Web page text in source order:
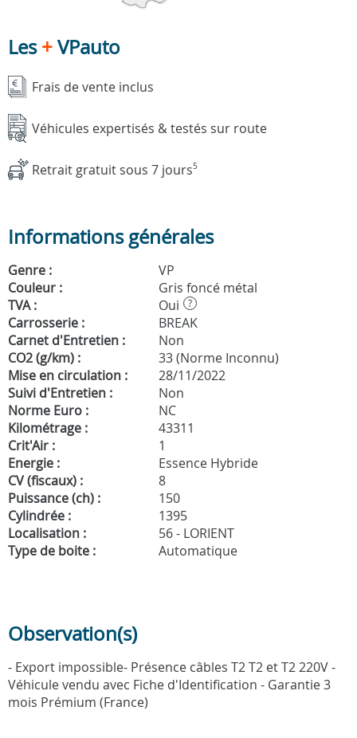
Les+VPauto
Frais de vente inclus
Véhicules expertisés & testés sur route
Retrait gratuit sous 7 jours5
Informations générales
Genre :
VP
Couleur :
Gris foncé métal
TVA :
Oui ?
Carrosserie :
BREAK
Carnet d'Entretien :
Non
CO2 (g/km) :
33 (Norme Inconnu)
Mise en circulation :
28/11/2022
Suivi d'Entretien :
Non
Norme Euro :
NC
Kilométrage :
43311
Crit'Air :
1
Energie :
Essence Hybride
CV (fiscaux) :
8
Puissance (ch) :
150
Cylindrée :
1395
Localisation :
56 - LORIENT
Type de boite :
Automatique
Observation(s)
- Export impossible- Présence câbles T2 T2 et T2 220V -
Véhicule vendu avec Fiche d'Identification - Garantie 3
mois Prémium (France)